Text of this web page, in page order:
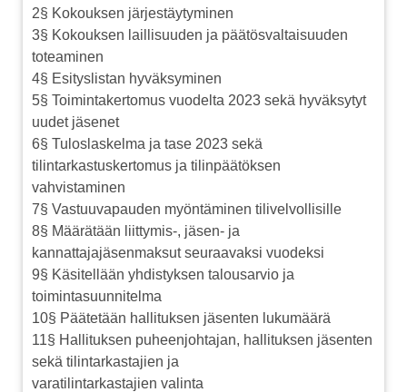
2§ Kokouksen järjestäytyminen
3§ Kokouksen laillisuuden ja päätösvaltaisuuden
toteaminen
4§ Esityslistan hyväksyminen
5§ Toimintakertomus vuodelta 2023 sekä hyväksytyt
uudet jäsenet
6§ Tuloslaskelma ja tase 2023 sekä
tilintarkastuskertomus ja tilinpäätöksen
vahvistaminen
7§ Vastuuvapauden myöntäminen tilivelvollisille
8§ Määrätään liittymis-, jäsen- ja
kannattajajäsenmaksut seuraavaksi vuodeksi
9§ Käsitellään yhdistyksen talousarvio ja
toimintasuunnitelma
10§ Päätetään hallituksen jäsenten lukumäärä
11§ Hallituksen puheenjohtajan, hallituksen jäsenten
sekä tilintarkastajien ja
varatilintarkastajien valinta